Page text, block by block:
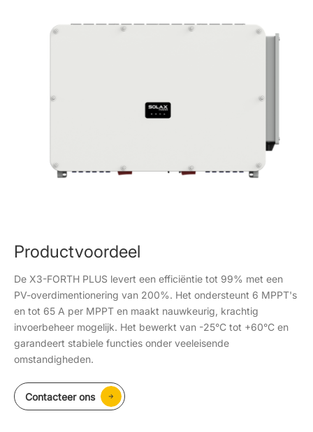
Productvoordeel
De X3-FORTH PLUS levert een efficiëntie tot 99% met een
PV-overdimentionering van 200%. Het ondersteunt 6 MPPT's
en tot 65 A per MPPT en maakt nauwkeurig, krachtig
invoerbeheer mogelijk. Het bewerkt van -25°C tot +60°C en
garandeert stabiele functies onder veeleisende
omstandigheden.
Contacteer ons